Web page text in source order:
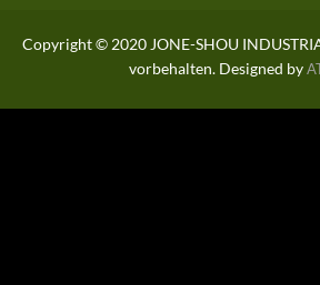
Copyright © 2020 JONE-SHOU
vorbehalten. Designed by